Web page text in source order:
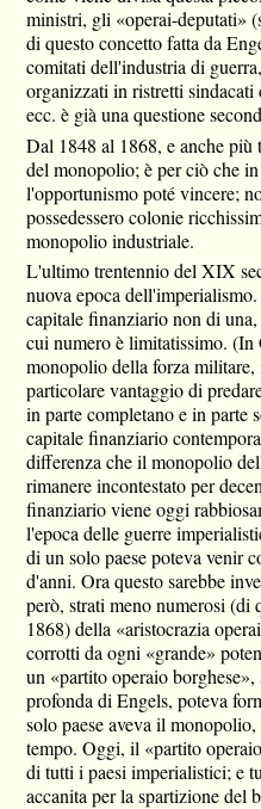
ministri, gli «operai-deputati»
di questo concetto fatta da
comitati dell'industria di
organizzati in ristretti
ecc. è già una questione
Dal 1848 al 1868, e anche
del monopolio; è per ciò che
l'opportunismo poté vincere;
possedessero colonie
monopolio industriale.
L'ultimo trentennio del XIX
nuova epoca
capitale finanziario non di
cui numero è limitatissimo. (In
monopolio della forza
particolare vantaggio di
in parte completano e in parte
capitale finanziario
differenza che il monopolio
rimanere incontestato per
finanziario viene oggi
l'epoca delle guerre
di un solo paese poteva venir
d'anni. Ora questo sarebbe
però, strati meno numerosi
1868) della «aristocrazia
corrotti da ogni «grande»
un «partito operaio borghese»,
profonda di Engels, poteva
solo paese aveva il
tempo. Oggi, il «partito
di tutti i paesi imperialistici; e
accanita per la spartizione del